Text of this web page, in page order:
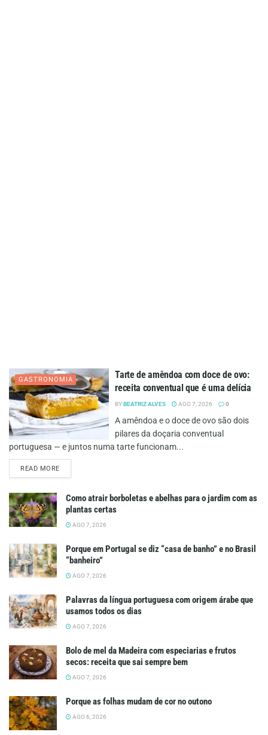
GASTRONOMIA
Tarte de amêndoa com doce de ovo:
receita conventual que é uma delícia
BYBEATRIZ ALVES AGO 7, 2026 0
A amêndoa e o doce de ovo são dois
pilares da doçaria conventual
portuguesa — e juntos numa tarte funcionam...
READ MOREDETAILS
Como atrair borboletas e abelhas para o jardim com as
plantas certas
AGO 7, 2026
Porque em Portugal se diz “casa de banho” e no Brasil
“banheiro”
AGO 7, 2026
Palavras da língua portuguesa com origem árabe que
usamos todos os dias
AGO 7, 2026
Bolo de mel da Madeira com especiarias e frutos
secos: receita que sai sempre bem
AGO 7, 2026
Porque as folhas mudam de cor no outono
AGO 6, 2026